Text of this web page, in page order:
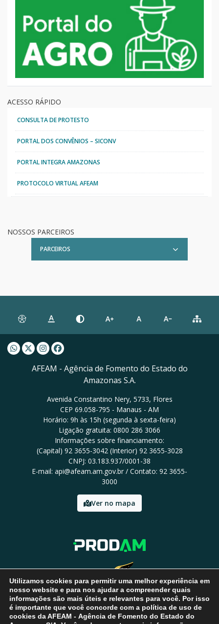
ACESSO RÁPIDO
CONSULTA DE PROTESTO
PORTAL DOS CONVÊNIOS – SICONV
PORTAL INTEGRA AMAZONAS
PROTOCOLO VIRTUAL AFEAM
NOSSOS PARCEIROS
PARCEIROS
Whatsapp AFEAM
Twitter AFEAM
Instagram AFEAM
Facebook AFEAM
AFEAM - Agência de Fomento do Estado do
Amazonas S.A.
Avenida Constantino Nery, 5733, Flores
CEP 69.058-795 - Manaus - AM
Horário: 9h às 15h (segunda à sexta-feira)
Ligação gratuita: 0800 286 3066
Informações sobre financiamento:
(Capital) 92 3655-3042 (Interior) 92 3655-3028
CNPJ: 03.183.937/0001-38
E-mail: api@afeam.am.gov.br / Contato: 92 3655-
3000
Ver no mapa
Utilizamos cookies para permitir uma melhor experiência em
nosso website e para nos ajudar a compreender quais
informações são mais úteis e relevantes para você. Por isso
é importante que você concorde com a política de uso de
cookies da AFEAM - Agência de Fomento do Estado do